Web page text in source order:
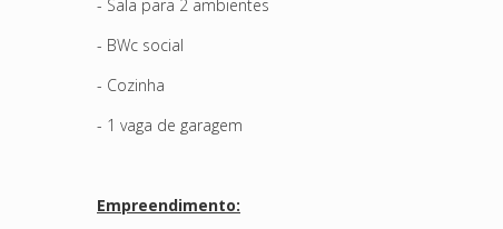
- Sala para 2 ambientes
- BWc social
- Cozinha
- 1 vaga de garagem
Empreendimento: